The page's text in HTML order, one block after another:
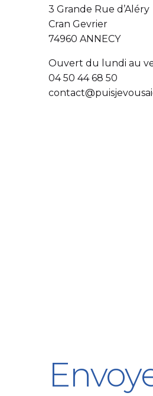
3 Grande Rue d’Aléry
Cran Gevrier
74960 ANNECY
Ouvert du lundi au
04 50 44 68 50